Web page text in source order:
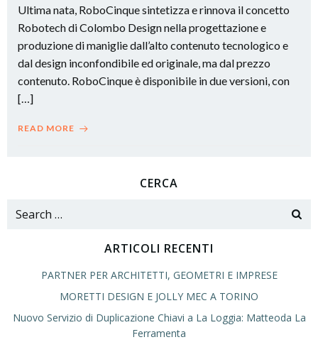
Ultima nata, RoboCinque sintetizza e rinnova il concetto
Robotech di Colombo Design nella progettazione e
produzione di maniglie dall’alto contenuto tecnologico e
dal design inconfondibile ed originale, ma dal prezzo
contenuto. RoboCinque è disponibile in due versioni, con
[…]
READ MORE
CERCA
Search
ARTICOLI RECENTI
PARTNER PER ARCHITETTI, GEOMETRI E IMPRESE
MORETTI DESIGN E JOLLY MEC A TORINO
Nuovo Servizio di Duplicazione Chiavi a La Loggia: Matteoda La
Ferramenta